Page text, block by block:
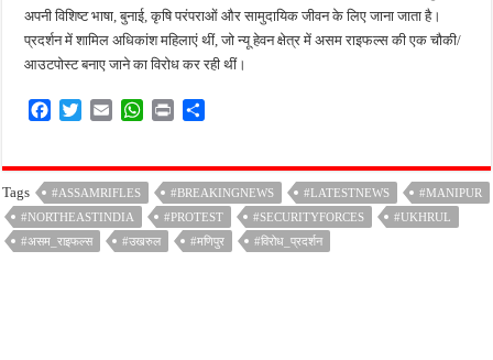
अपनी विशिष्ट भाषा, बुनाई, कृषि परंपराओं और सामुदायिक जीवन के लिए जाना जाता है।
प्रदर्शन में शामिल अधिकांश महिलाएं थीं, जो न्यू हेवन क्षेत्र में असम राइफल्स की एक चौकी/
आउटपोस्ट बनाए जाने का विरोध कर रही थीं।
e
b
o
o
t
t
e
r
i
l
W
t
A
p
n
t
r
e
Tags #ASSAMRIFLES #BREAKINGNEWS #LATESTNEWS
#MANIPUR
#NORTHEASTINDIA
#PROTEST #SECURITYFORCES
#UKHRUL
#असम_राइफल्स
#उखरुल #मणिपुर #विरोध_प्रदर्शन